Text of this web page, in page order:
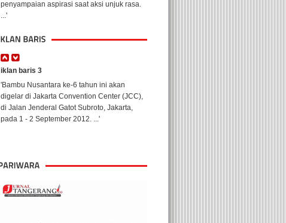
penyampaian aspirasi saat aksi unjuk rasa.
...'
iklan baris 3
'Bambu Nusantara ke-6 tahun ini akan
digelar di Jakarta Convention Center (JCC),
di Jalan Jenderal Gatot Subroto, Jakarta,
pada 1 - 2 September 2012. ...'